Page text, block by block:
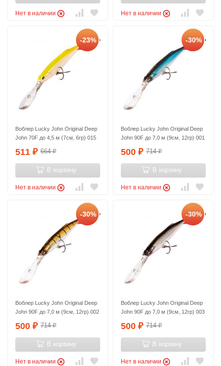
Нет в наличии Нет в наличии
-23%
Воблер Lucky John Original Deep
John 70F до 4,5 м (7см, 6гр) 015
511 ₽ 664₽
В корзину
Нет в наличии
-30%
Воблер Lucky John Original Deep
John 90F до 7,0 м (9см, 12гр) 001
500 ₽ 714₽
В корзину
Нет в наличии
-30%
Воблер Lucky John Original Deep
John 90F до 7,0 м (9см, 12гр) 002
500 ₽ 714₽
В корзину
Нет в наличии
-30%
Воблер Lucky John Original Deep
John 90F до 7,0 м (9см, 12гр) 003
500 ₽ 714₽
В корзину
Нет в наличии